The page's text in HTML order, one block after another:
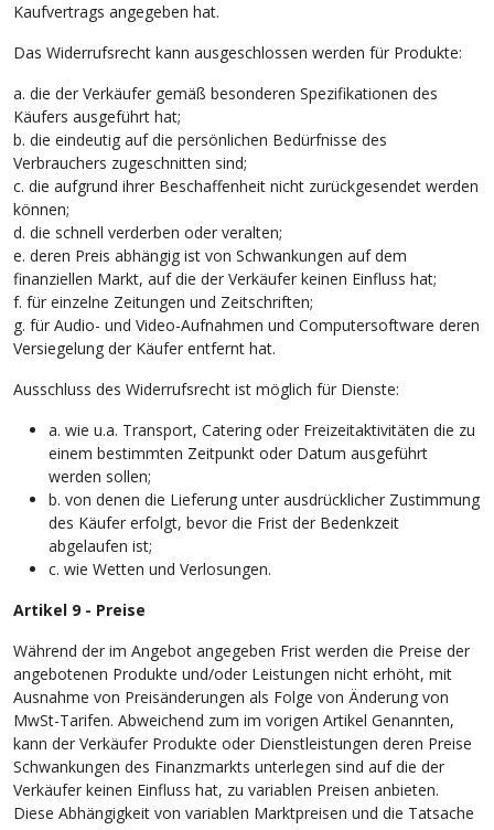
Kaufvertrags angegeben hat.
Das Widerrufsrecht kann ausgeschlossen werden für Produkte:
a. die der Verkäufer gemäß besonderen Spezifikationen des
Käufers ausgeführt hat;
b. die eindeutig auf die persönlichen Bedürfnisse des
Verbrauchers zugeschnitten sind;
c. die aufgrund ihrer Beschaffenheit nicht zurückgesendet werden
können;
d. die schnell verderben oder veralten;
e. deren Preis abhängig ist von Schwankungen auf dem
finanziellen Markt, auf die der Verkäufer keinen Einfluss hat;
f. für einzelne Zeitungen und Zeitschriften;
g. für Audio- und Video-Aufnahmen und Computersoftware deren
Versiegelung der Käufer entfernt hat.
Ausschluss des Widerrufsrecht ist möglich für Dienste:
a. wie u.a. Transport, Catering oder Freizeitaktivitäten die zu
einem bestimmten Zeitpunkt oder Datum ausgeführt
werden sollen;
b. von denen die Lieferung unter ausdrücklicher Zustimmung
des Käufer erfolgt, bevor die Frist der Bedenkzeit
abgelaufen ist;
c. wie Wetten und Verlosungen.
Artikel 9 - Preise
Während der im Angebot angegeben Frist werden die Preise der
angebotenen Produkte und/oder Leistungen nicht erhöht, mit
Ausnahme von Preisänderungen als Folge von Änderung von
MwSt-Tarifen. Abweichend zum im vorigen Artikel Genannten,
kann der Verkäufer Produkte oder Dienstleistungen deren Preise
Schwankungen des Finanzmarkts unterlegen sind auf die der
Verkäufer keinen Einfluss hat, zu variablen Preisen anbieten.
Diese Abhängigkeit von variablen Marktpreisen und die Tatsache